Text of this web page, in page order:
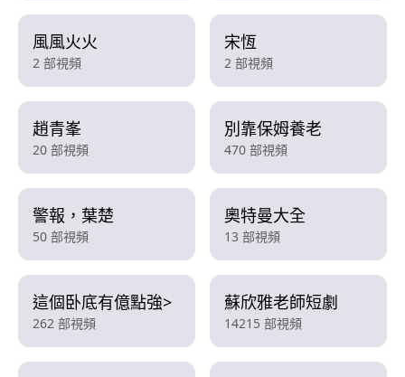
風風火火
2 部視頻
宋恆
2 部視頻
趙青峯
20 部視頻
別靠保姆養老
470 部視頻
警報，葉楚
50 部視頻
奧特曼大全
13 部視頻
這個卧底有億點強>
262 部視頻
蘇欣雅老師短劇
14215 部視頻